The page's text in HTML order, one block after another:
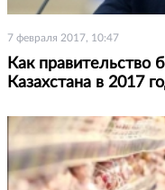
7 февраля 2017, 10:47
Как правительство
Казахстана в 2017